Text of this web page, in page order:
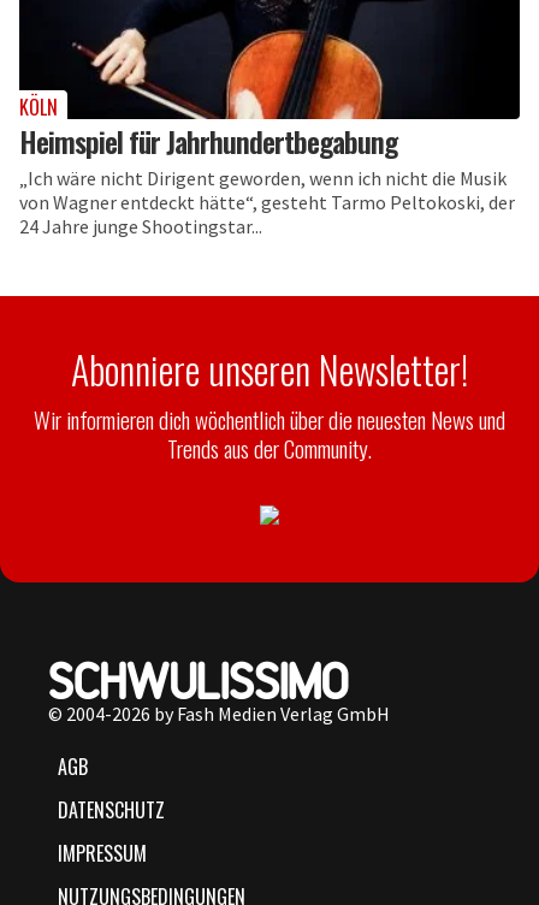
KÖLN
Heimspiel für Jahrhundertbegabung
„Ich wäre nicht Dirigent geworden, wenn ich nicht die Musik
von Wagner entdeckt hätte“, gesteht Tarmo Peltokoski, der
24 Jahre junge Shootingstar...
Abonniere unseren Newsletter!
Wir informieren dich wöchentlich über die neuesten News und
Trends aus der Community.
© 2004-2026 by Fash Medien Verlag GmbH
AGB
DATENSCHUTZ
IMPRESSUM
NUTZUNGSBEDINGUNGEN